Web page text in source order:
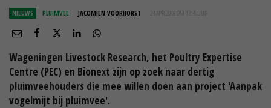
NIEUWS PLUIMVEE JACOMIEN VOORHORST 24 APR 2018 OM 13:43
Wageningen Livestock Research, het Poultry Expertise
Centre (PEC) en Bionext zijn op zoek naar dertig
pluimveehouders die mee willen doen aan project 'Aanpak
vogelmijt bij pluimvee'.